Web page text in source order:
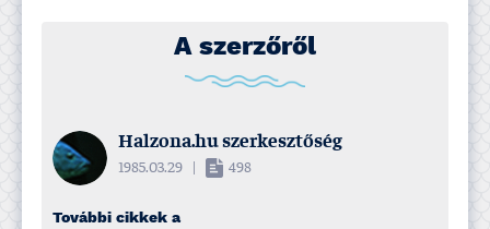
A szerzőről
Halzona.hu szerkesztőség
1985.03.29 498
További cikkek a